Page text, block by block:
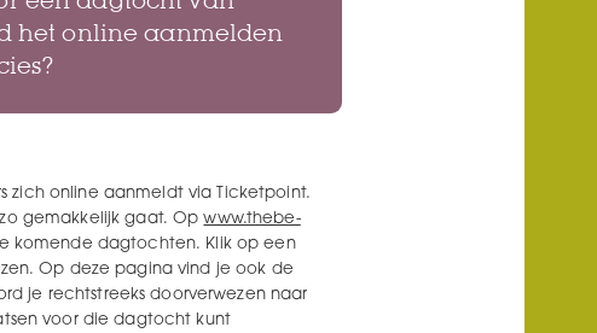
het online aanmelden
zich online aanmeldt via Ticketpoint.
gemakkelijk gaat. Opwww.thebe-
komende dagtochten. Klik op een
Op deze pagina vind je ook de
je rechtstreeks doorverwezen naar
voor die dagtocht kunt